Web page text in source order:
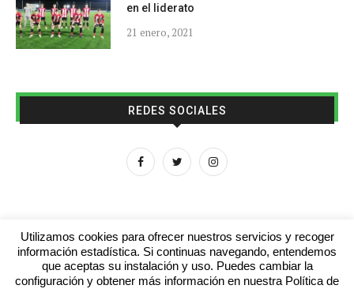
en el liderato
21 enero, 2021
REDES SOCIALES
Aviso legal Contacto Colabora con nosotros
Utilizamos cookies para ofrecer nuestros servicios y recoger
información estadística. Si continuas navegando, entendemos
que aceptas su instalación y uso. Puedes cambiar la
configuración y obtener más información en nuestra Política de